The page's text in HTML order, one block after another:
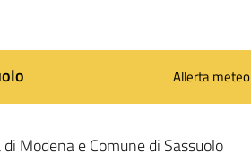
Allerta meteo
Modena e Comune di Sassuolo